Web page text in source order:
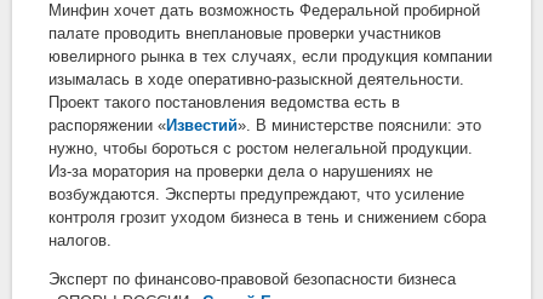
Минфин хочет дать возможность Федеральной пробирной
палате проводить внеплановые проверки участников
ювелирного рынка в тех случаях, если продукция компании
изымалась в ходе оперативно-разыскной деятельности.
Проект такого постановления ведомства есть в
распоряжении «Известий». В министерстве пояснили: это
нужно, чтобы бороться с ростом нелегальной продукции.
Из-за моратория на проверки дела о нарушениях не
возбуждаются. Эксперты предупреждают, что усиление
контроля грозит уходом бизнеса в тень и снижением сбора
налогов.
Эксперт по финансово-правовой безопасности бизнеса